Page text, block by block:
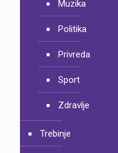
Muzika
Politika
Privreda
Sport
Zdravlje
Trebinje